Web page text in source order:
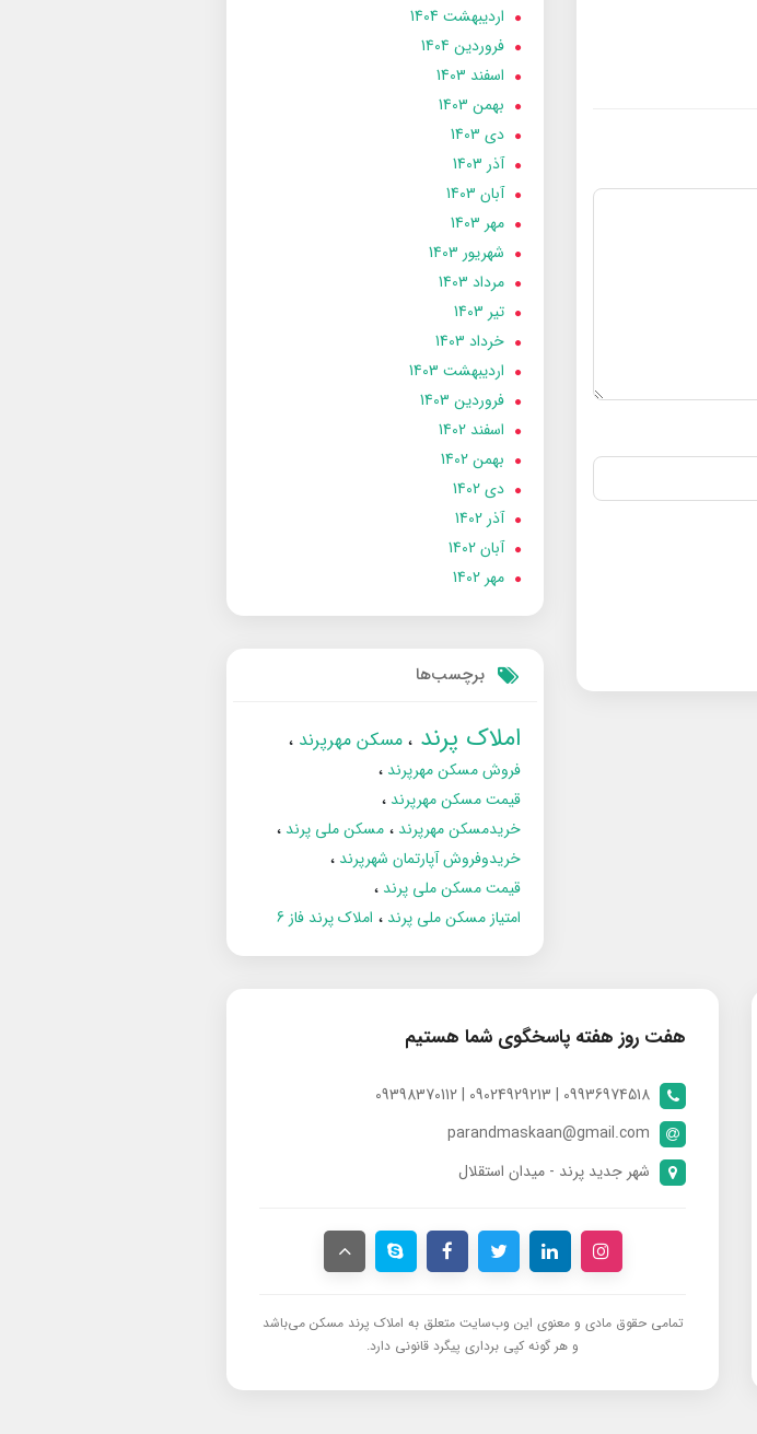
ارديبهشت 1404
فروردین 1404
اسفند 1403
بهمن 1403
دی 1403
آذر 1403
آبان 1403
مهر 1403
شهریور 1403
مرداد 1403
تير 1403
خرداد 1403
ارديبهشت 1403
فروردین 1403
اسفند 1402
بهمن 1402
دی 1402
آذر 1402
آبان 1402
مهر 1402
برچسب‌ها
املاک پرند مسکن مهرپرند
فروش مسکن مهرپرند
قیمت مسکن مهرپرند
خریدمسکن مهرپرند
مسکن ملی پرند
خریدوفروش آپارتمان شهرپرند
قیمت مسکن ملی پرند
امتیاز مسکن ملی پرند
املاک پرند فاز 6
هفت روز هفته پاسخگوی شما هستیم
09936974518 | 09024929213 | 09398370112
parandmaskaan@gmail.com
شهر جدید پرند - میدان استقلال
تمامی حقوق مادی و معنوی این وب‌سایت متعلق به املاک پرند مسکن می‌باشد
و هر گونه کپی برداری پیگرد قانونی دارد.